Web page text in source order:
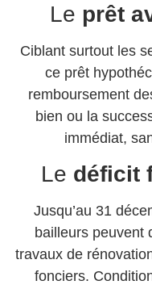
Le prêt
Ciblant surtout les
ce prêt
remboursement
bien ou la
immédiat,
Le déficit
Jusqu’au 31
bailleurs peuvent
travaux de
fonciers.